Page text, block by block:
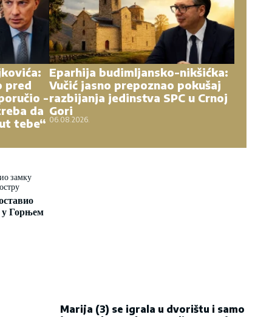
pred
-
da
tebe“
Eparhija budimljansko-nikšićka:
Vučić jasno prepoznao pokušaj
razbijanja jedinstva SPC u Crnoj
Gori
06.08.2026.
у Горњем
pronašao, zanemeo je kada je